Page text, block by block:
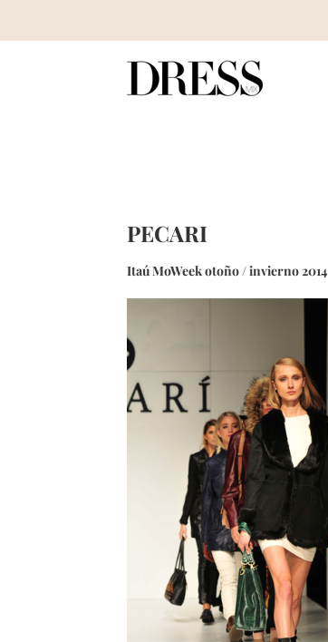
PECARI
Itaú MoWeek otoño / invierno 2014